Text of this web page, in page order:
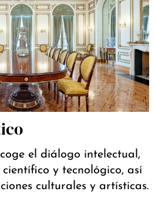
el diálogo intelectual,
y tecnológico, así
culturales y artísticas.